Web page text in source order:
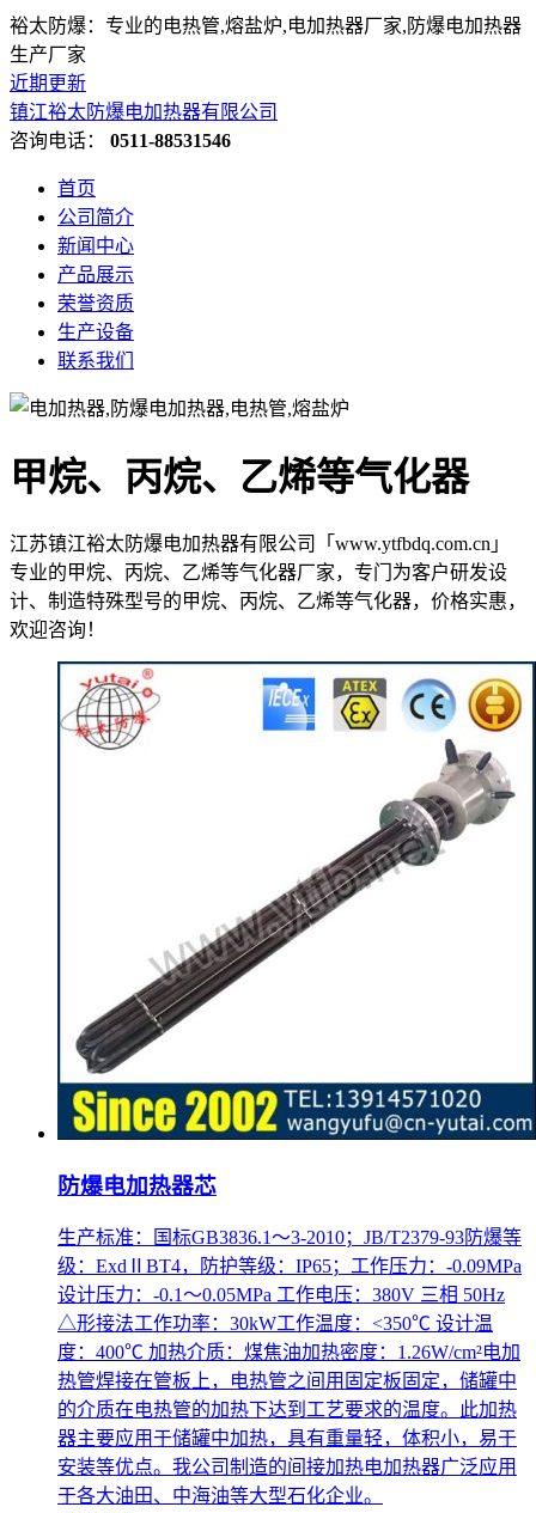
裕太防爆：专业的电热管,熔盐炉,电加热器厂家,防爆电加热器
生产厂家
近期更新
镇江裕太防爆电加热器有限公司
咨询电话： 0511-88531546
首页
公司简介
新闻中心
产品展示
荣誉资质
生产设备
联系我们
甲烷、丙烷、乙烯等气化器
江苏镇江裕太防爆电加热器有限公司「www.ytfbdq.com.cn」
专业的甲烷、丙烷、乙烯等气化器厂家，专门为客户研发设
计、制造特殊型号的甲烷、丙烷、乙烯等气化器，价格实惠，
欢迎咨询！
防爆电加热器芯
生产标准：国标GB3836.1～3-2010；JB/T2379-93防爆等
级：ExdⅡBT4，防护等级：IP65；工作压力：-0.09MPa
设计压力：-0.1～0.05MPa 工作电压：380V 三相 50Hz
△形接法工作功率：30kW工作温度：<350℃ 设计温
度：400℃ 加热介质：煤焦油加热密度：1.26W/cm²电加
热管焊接在管板上，电热管之间用固定板固定，储罐中
的介质在电热管的加热下达到工艺要求的温度。此加热
器主要应用于储罐中加热，具有重量轻，体积小，易于
安装等优点。我公司制造的间接加热电加热器广泛应用
于各大油田、中海油等大型石化企业。